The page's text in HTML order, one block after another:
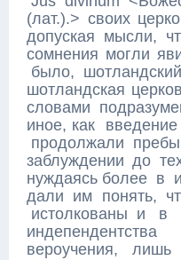
(лат.).> своих
допуская мысли,
сомнения могли
было,
шотландская
словами
иное, как
продолжали
заблуждении до
нуждаясь более в
дали им понять,
истолкованы и в
вероучения,